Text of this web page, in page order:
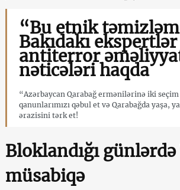
“Bu etnik
Bakıdakı ekspertlər
antiterror
nəticələri haqda
“Azərbaycan Qarabağ ermənilərinə iki
qanunlarımızı qəbul et və Qarabağda yaşa,
ərazisini tərk et!
Bloklandığı
müsabiqə